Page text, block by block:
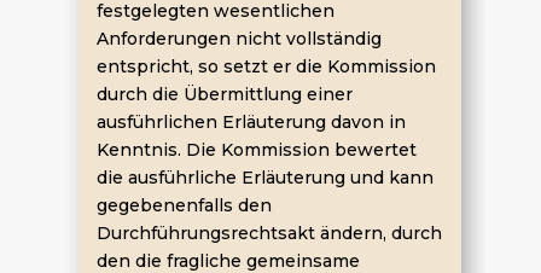
festgelegten wesentlichen
Anforderungen nicht vollständig
entspricht, so setzt er die Kommission
durch die Übermittlung einer
ausführlichen Erläuterung davon in
Kenntnis. Die Kommission bewertet
die ausführliche Erläuterung und kann
gegebenenfalls den
Durchführungsrechtsakt ändern, durch
den die fragliche gemeinsame